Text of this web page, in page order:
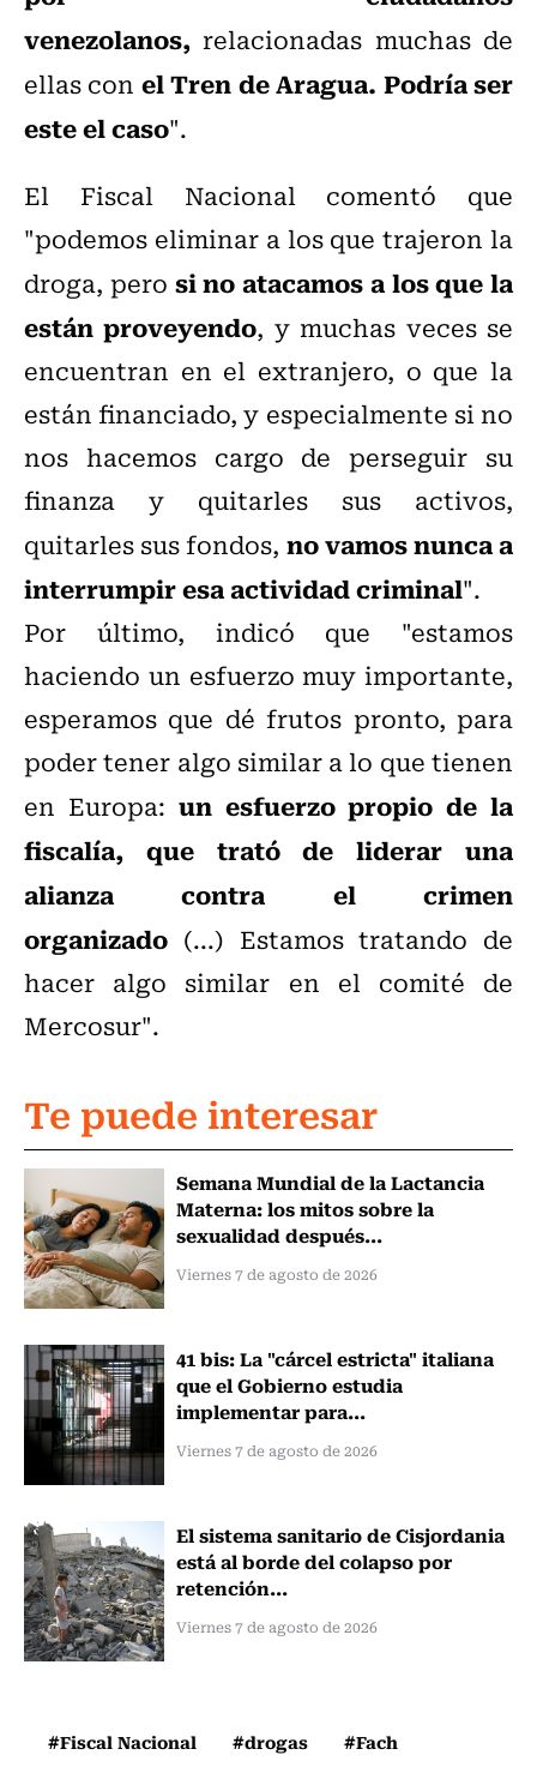
venezolanos, relacionadas muchas de
ellas con el Tren de Aragua. Podría ser
este el caso".
El Fiscal Nacional comentó que
"podemos eliminar a los que trajeron la
droga, pero si no atacamos a los que la
están proveyendo, y muchas veces se
encuentran en el extranjero, o que la
están financiado, y especialmente si no
nos hacemos cargo de perseguir su
finanza y quitarles sus activos,
quitarles sus fondos, no vamos nunca a
interrumpir esa actividad criminal".
Por último, indicó que "estamos
haciendo un esfuerzo muy importante,
esperamos que dé frutos pronto, para
poder tener algo similar a lo que tienen
en Europa: un esfuerzo propio de la
fiscalía, que trató de liderar una
alianza contra el crimen
organizado (...) Estamos tratando de
hacer algo similar en el comité de
Mercosur".
Te puede interesar
Semana Mundial de la Lactancia
Materna: los mitos sobre la
sexualidad después...
Viernes 7 de agosto de 2026
41 bis: La "cárcel estricta" italiana
que el Gobierno estudia
implementar para...
Viernes 7 de agosto de 2026
El sistema sanitario de Cisjordania
está al borde del colapso por
retención...
Viernes 7 de agosto de 2026
#Fiscal Nacional #drogas #Fach